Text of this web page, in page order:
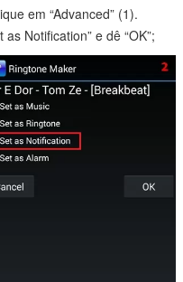
em “Advanced” (1).
Notification” e dê “OK”;